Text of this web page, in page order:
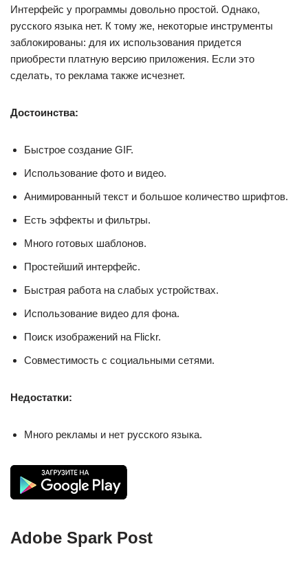
Интерфейс у программы довольно простой. Однако,
русского языка нет. К тому же, некоторые инструменты
заблокированы: для их использования придется
приобрести платную версию приложения. Если это
сделать, то реклама также исчезнет.
Достоинства:
Быстрое создание GIF.
Использование фото и видео.
Анимированный текст и большое количество шрифтов.
Есть эффекты и фильтры.
Много готовых шаблонов.
Простейший интерфейс.
Быстрая работа на слабых устройствах.
Использование видео для фона.
Поиск изображений на Flickr.
Совместимость с социальными сетями.
Недостатки:
Много рекламы и нет русского языка.
Adobe Spark Post